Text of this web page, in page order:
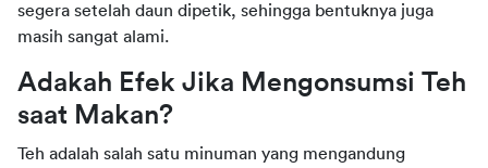
segera setelah daun dipetik, sehingga bentuknya juga
masih sangat alami.
Adakah Efek Jika Mengonsumsi Teh
saat Makan?
Teh adalah salah satu minuman yang mengandung